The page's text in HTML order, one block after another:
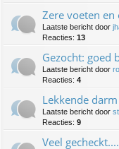
Zere voeten en
Laatste bericht door
Reacties: 13
Gezocht: goed
Laatste bericht door
Reacties: 4
Lekkende darm
Laatste bericht door
Reacties: 9
Veel